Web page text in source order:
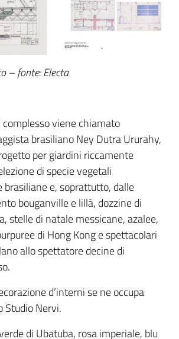
– fonte: Electa
viene chiamato
brasiliano Ney Dutra Ururahy,
per giardini riccamente
di specie vegetali
e, soprattutto, dalle
bouganville e lillà, dozzine di
stelle di natale messicane, azalee,
di Hong Kong e spettacolari
allo spettatore decine di
d’interni se ne occupa
Studio Nervi.
di Ubatuba, rosa imperiale, blu